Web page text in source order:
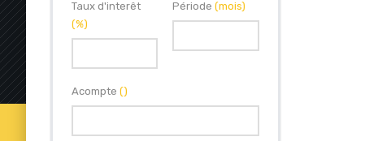
Taux d'interêt
(%)
Période(mois)
Acompte ()